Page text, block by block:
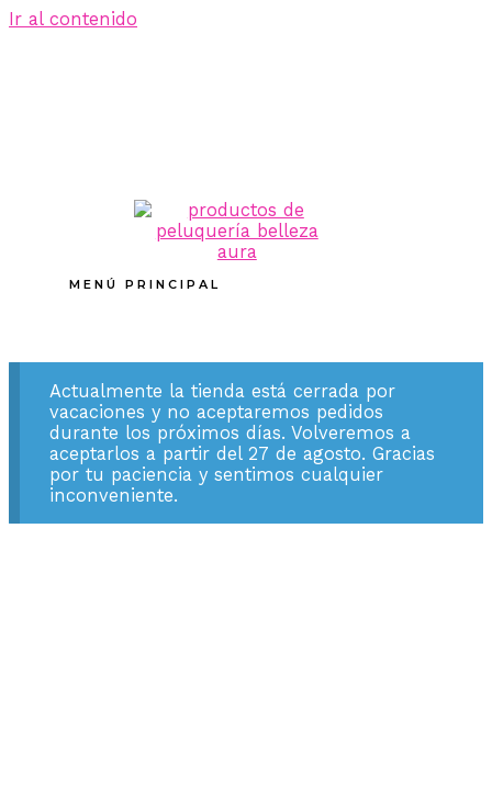
Ir al contenido
MENÚ PRINCIPAL
Actualmente la tienda está cerrada por
vacaciones y no aceptaremos pedidos
durante los próximos días. Volveremos a
aceptarlos a partir del 27 de agosto. Gracias
por tu paciencia y sentimos cualquier
inconveniente.